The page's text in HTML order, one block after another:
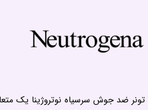
تونر ضد جوش سرسیاه نوتروژینا یک